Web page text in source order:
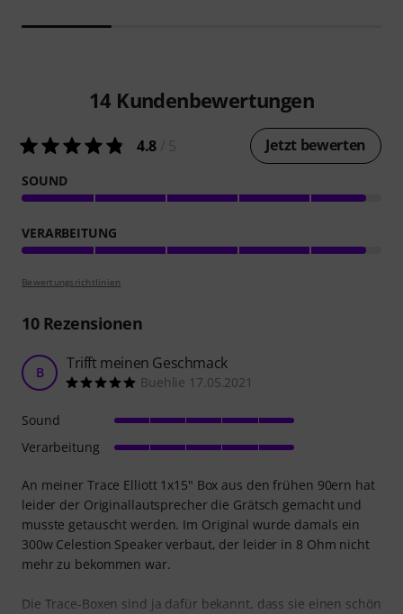
14 Kundenbewertungen
4.8 Jetzt bewerten
SOUND
VERARBEITUNG
Bewertungsrichtlinien
10Rezensionen
B Trifft meinen Geschmack
Buehlie 17.05.2021
An meiner Trace Elliott 1x15" Box aus den frühen 90ern hat
leider der Originallautsprecher die Grätsch gemacht und
musste getauscht werden. Im Original wurde damals ein
300w Celestion Speaker verbaut, der leider in 8 Ohm nicht
mehr zu bekommen war.
Die Trace-Boxen sind ja dafür bekannt, dass sie einen schön
Sound
Verarbeitung